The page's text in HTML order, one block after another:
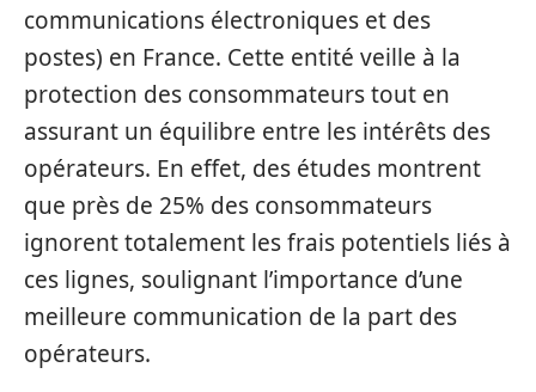
communications électroniques et des
postes) en France. Cette entité veille à la
protection des consommateurs tout en
assurant un équilibre entre les intérêts des
opérateurs. En effet, des études montrent
que près de 25% des consommateurs
ignorent totalement les frais potentiels liés à
ces lignes, soulignant l’importance d’une
meilleure communication de la part des
opérateurs.